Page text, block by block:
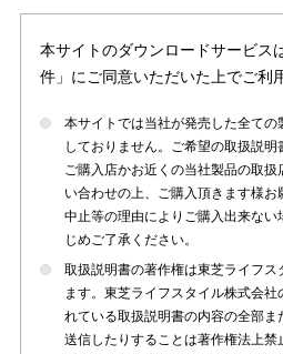
本サイトのダウンロードサービス
件」にご同意いただいた上でご利
本サイトでは当社が発売した全て
しておりません。ご希望の取扱説
ご購入店かお近くの当社製品の取
い合わせの上、ご購入頂きます様
中止等の理由によりご購入出来な
じめご了承ください。
取扱説明書の著作権は東芝ライフス
ます。東芝ライフスタイル株式会
れている取扱説明書の内容の全部ま
送信したりすることは著作権法上禁